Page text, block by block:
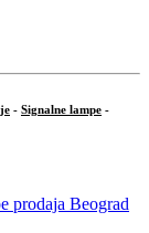
- Signalne lampe -